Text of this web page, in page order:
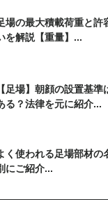
場の最大積載荷重と許
を解説【重量】...
【足場】朝顔の設置基
る？法律を元に紹介...
く使われる足場部材の
にご紹介...